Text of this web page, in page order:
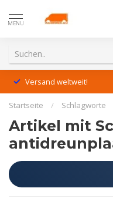
MENU
Versand weltweit!
Startseite / Schlagworte
Artikel mit